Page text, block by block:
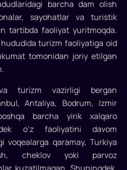
barcha dam olish
sayohatlar va turistik
tartibda faoliyat yuritmoqda.
turizm faoliyatiga oid
tomonidan joriy etilgan
turizm vazirligi bergan
Antaliya, Bodrum, Izmir
barcha yirik xalqaro
o‘z faoliyatini davom
voqealarga qaramay, Turkiya
cheklov yoki parvoz